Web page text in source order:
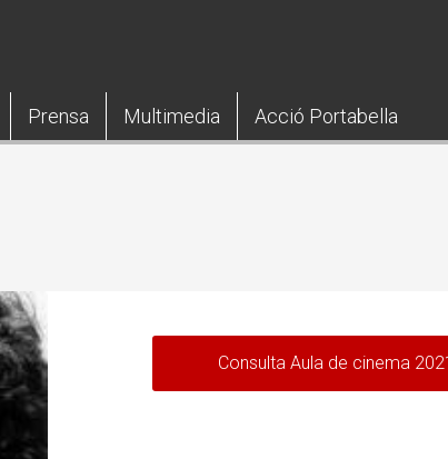
Prensa Multimedia Acció Portabella
Consulta Aula de cinema